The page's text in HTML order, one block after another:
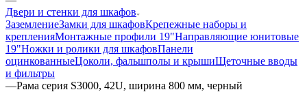
Двери и стенки для шкафов
ЗаземлениеЗамки для шкафовКрепежные наборы и
крепленияМонтажные профили 19"Направляющие юнитовые
19"Ножки и ролики для шкафовПанели
оцинкованныеЦоколи, фальшполы и крышиЩеточные вводы
и фильтры
—Рама серия S3000, 42U, ширина 800 мм, черный